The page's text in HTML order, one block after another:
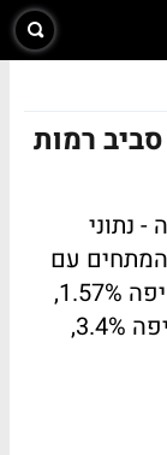
רמות
נתוני
עם
איראן השפיעו על המסחר; טבע הוסיפה 1.57%,
וואיו התקדמה 5.27%, קומטאץ' הוסיפה 3.4%,